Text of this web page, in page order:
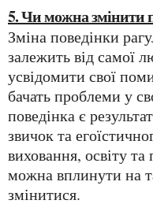
5. Чи можна змінити
Зміна поведінки рагуля можлива, але це
залежить від самої
усвідомити свої
бачать проблеми у
поведінка є
звичок та
виховання, освіту
можна вплинути на
змінитися.